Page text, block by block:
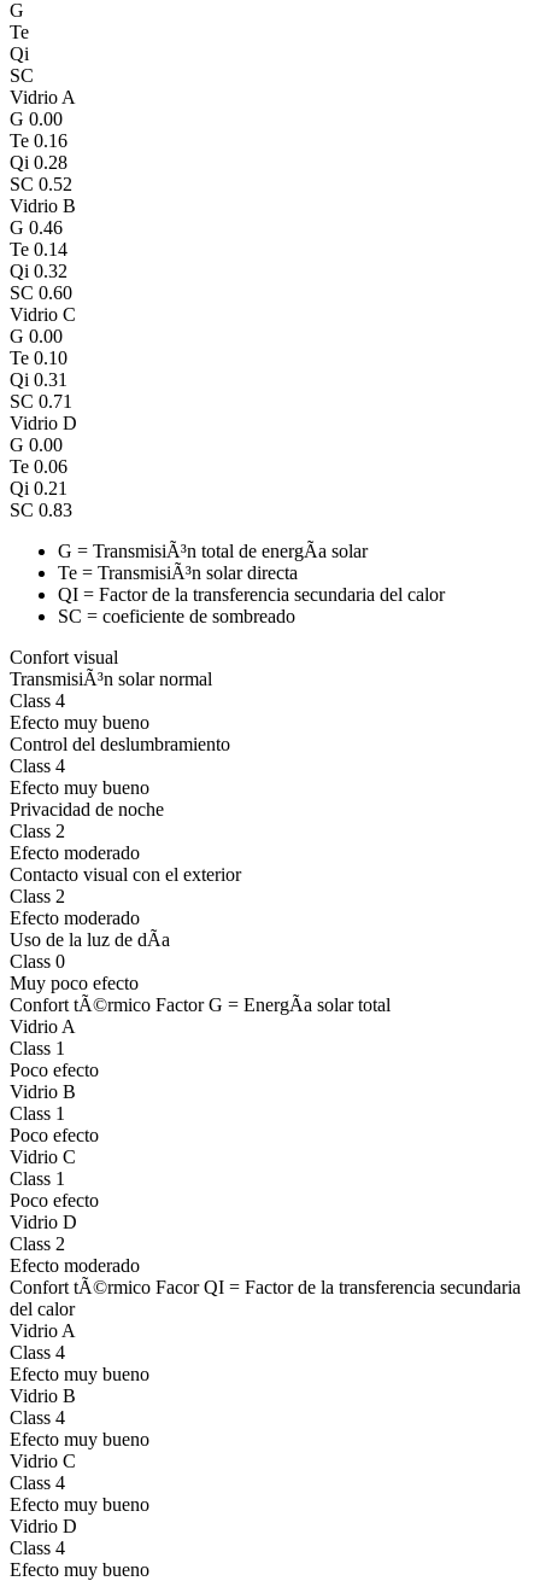
G
Te
Qi
SC
Vidrio A
G 0.00
Te 0.16
Qi 0.28
SC 0.52
Vidrio B
G 0.46
Te 0.14
Qi 0.32
SC 0.60
Vidrio C
G 0.00
Te 0.10
Qi 0.31
SC 0.71
Vidrio D
G 0.00
Te 0.06
Qi 0.21
SC 0.83
G = TransmisiÃ³n total de energÃ­a solar
Te = TransmisiÃ³n solar directa
QI = Factor de la transferencia secundaria del calor
SC = coeficiente de sombreado
Confort visual
TransmisiÃ³n solar normal
Class 4
Efecto muy bueno
Control del deslumbramiento
Class 4
Efecto muy bueno
Privacidad de noche
Class 2
Efecto moderado
Contacto visual con el exterior
Class 2
Efecto moderado
Uso de la luz de dÃ­a
Class 0
Muy poco efecto
Confort tÃ©rmico Factor G = EnergÃ­a solar total
Vidrio A
Class 1
Poco efecto
Vidrio B
Class 1
Poco efecto
Vidrio C
Class 1
Poco efecto
Vidrio D
Class 2
Efecto moderado
Confort tÃ©rmico Facor QI = Factor de la transferencia secundaria
del calor
Vidrio A
Class 4
Efecto muy bueno
Vidrio B
Class 4
Efecto muy bueno
Vidrio C
Class 4
Efecto muy bueno
Vidrio D
Class 4
Efecto muy bueno